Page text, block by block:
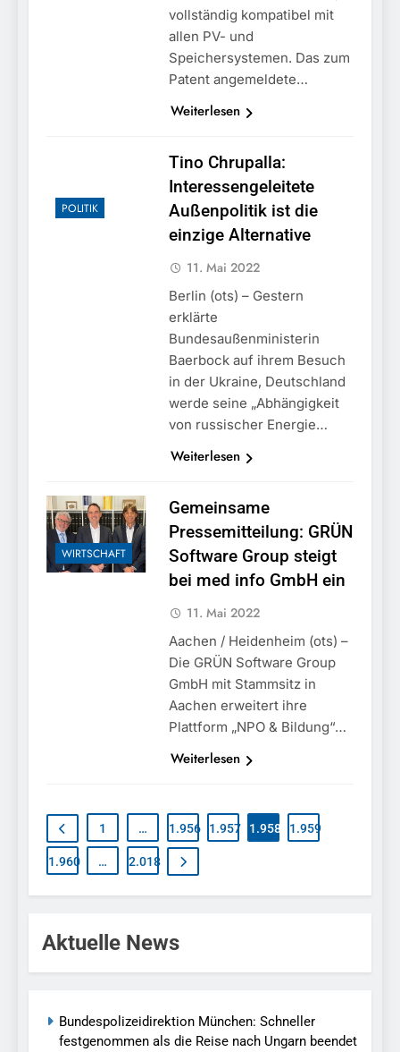
vollständig kompatibel mit
allen PV- und
Speichersystemen. Das zum
Patent angemeldete…
Weiterlesen
POLITIK
Tino Chrupalla:
Interessengeleitete
Außenpolitik ist die
einzige Alternative
11. Mai 2022
Berlin (ots) – Gestern
erklärte
Bundesaußenministerin
Baerbock auf ihrem Besuch
in der Ukraine, Deutschland
werde seine „Abhängigkeit
von russischer Energie…
Weiterlesen
WIRTSCHAFT
Gemeinsame
Pressemitteilung: GRÜN
Software Group steigt
bei med info GmbH ein
11. Mai 2022
Aachen / Heidenheim (ots) –
Die GRÜN Software Group
GmbH mit Stammsitz in
Aachen erweitert ihre
Plattform „NPO & Bildung“…
Weiterlesen
1 … 1.956 1.957 1.958 1.959
1.960 … 2.018
Aktuelle News
Bundespolizeidirektion München: Schneller
festgenommen als die Reise nach Ungarn beendet